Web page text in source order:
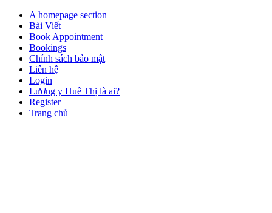
Close
Button
A homepage section
Bài Viết
Book Appointment
Bookings
Chính sách bảo mật
Liên hệ
Login
Lương y Huê Thị là ai?
Register
Trang chủ